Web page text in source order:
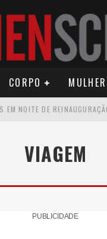
CORPO MULHER
PARA MILHARES DE
VIAGEM
PUBLICIDADE